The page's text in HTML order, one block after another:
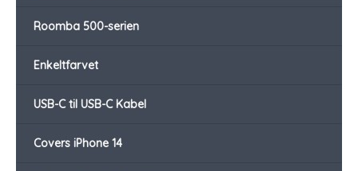
Roomba 500-serien
Enkeltfarvet
USB-C til USB-C Kabel
Covers iPhone 14